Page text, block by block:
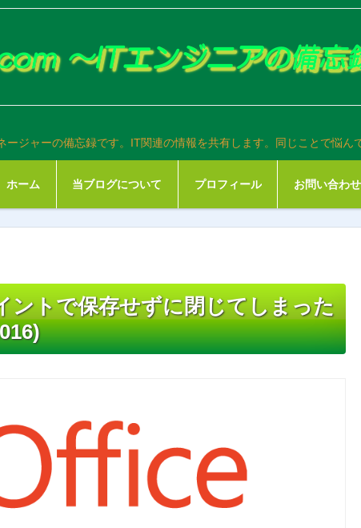
ジャーの備忘録です。IT関連の情報を共有します。同じことで悩ん
ホーム 当ブログについて プロフィール お問い合わせ
ントで保存せずに閉じてしまった